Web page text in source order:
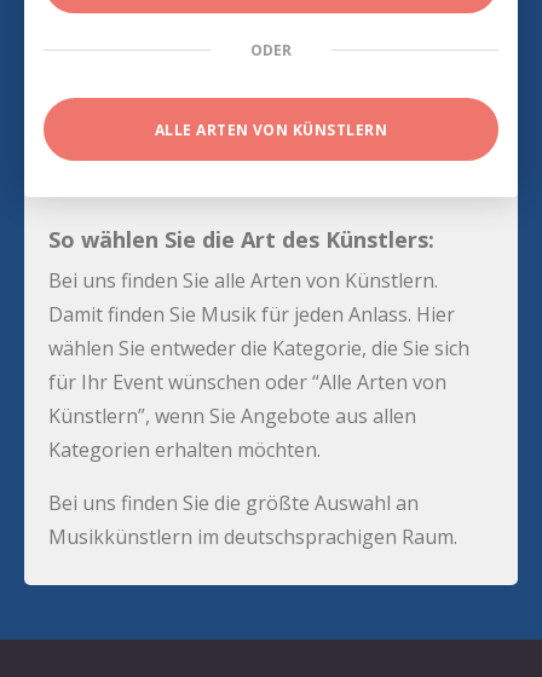
ODER
ALLE ARTEN VON KÜNSTLERN
So wählen Sie die Art des Künstlers:
Bei uns finden Sie alle Arten von Künstlern.
Damit finden Sie Musik für jeden Anlass. Hier
wählen Sie entweder die Kategorie, die Sie sich
für Ihr Event wünschen oder “Alle Arten von
Künstlern”, wenn Sie Angebote aus allen
Kategorien erhalten möchten.
Bei uns finden Sie die größte Auswahl an
Musikkünstlern im deutschsprachigen Raum.